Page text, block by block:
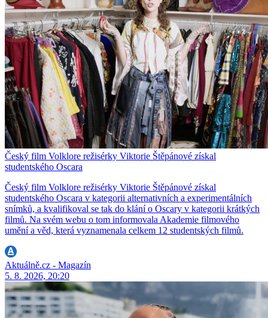
Český film Volklore režisérky Viktorie Štěpánové získal
studentského Oscara
Český film Volklore režisérky Viktorie Štěpánové získal
studentského Oscara v kategorii alternativních a experimentálních
snímků, a kvalifikoval se tak do klání o Oscary v kategorii krátkých
filmů. Na svém webu o tom informovala Akademie filmového
umění a věd, která vyznamenala celkem 12 studentských filmů.
Aktuálně.cz - Magazín
5. 8. 2026, 20:20